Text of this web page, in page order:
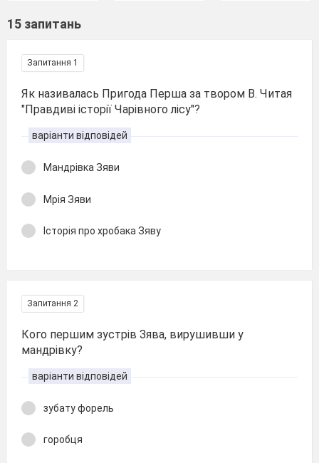
15 запитань
Запитання 1
Як називалась Пригода Перша за твором В. Читая
"Правдиві історії Чарівного лісу"?
варіанти відповідей
Мандрівка Зяви
Мрія Зяви
Історія про хробака Зяву
Запитання 2
Кого першим зустрів Зява, вирушивши у
мандрівку?
варіанти відповідей
зубату форель
горобця